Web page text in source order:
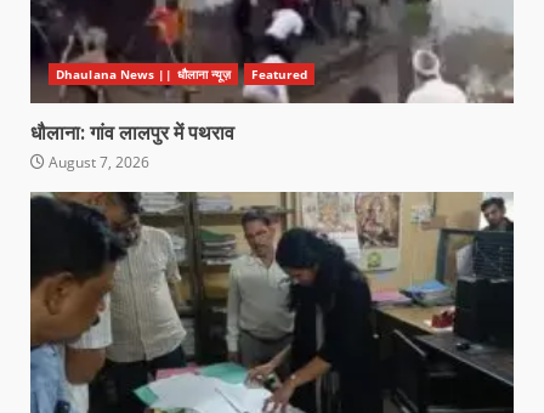
Dhaulana News || धौलाना न्यूज़ Featured
धौलाना: गांव लालपुर में पथराव
August 7, 2026